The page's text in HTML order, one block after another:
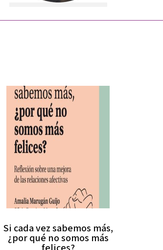
Si cada vez sabemos más,
¿por qué no somos más